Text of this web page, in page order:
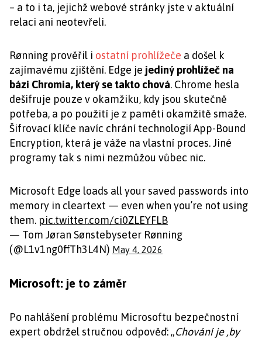
– a to i ta, jejichž webové stránky jste v aktuální
relaci ani neotevřeli.
Rønning prověřil i ostatní prohlížeče a došel k
zajímavému zjištění. Edge je jediný prohlížeč na
bázi Chromia, který se takto chová. Chrome hesla
dešifruje pouze v okamžiku, kdy jsou skutečně
potřeba, a po použití je z paměti okamžitě smaže.
Šifrovací klíče navíc chrání technologií App-Bound
Encryption, která je váže na vlastní proces. Jiné
programy tak s nimi nezmůžou vůbec nic.
Microsoft Edge loads all your saved passwords into
memory in cleartext — even when you’re not using
them. pic.twitter.com/ci0ZLEYFLB
— Tom Jøran Sønstebyseter Rønning
(@L1v1ng0ffTh3L4N) May 4, 2026
Microsoft: je to záměr
Po nahlášení problému Microsoftu bezpečnostní
expert obdržel stručnou odpověď: „Chování je ‚by